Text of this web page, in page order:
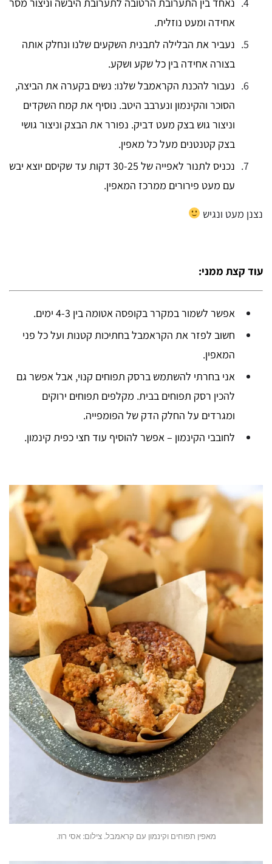
אחידה ומעט נוזלית.
נעביר את הבלילה לתבנית השקעים שלנו ונחלק אותה
בצורה אחידה בין כל שקע ושקע.
נעבור להכנת הקראמבל שלנו: נשים בקערה את הביצה,
הסוכר והקינמון ונערבב היטב. נוסיף את קמח השקדים
וניצור גוש בצק מעט דביק. נפורר את הבצק וניצור גושי
בצק קטנטנים מעל כל מאפין.
נכניס לתנור לאפייה של 30-25 דקות עד שקיסם יוצא יבש
עם מעט פירורים ממרכז המאפין.
נצנן מעט ונגיש
עוד קצת ממני:
אפשר לשמור במקרר בקופסה אטומה בין 4-3 ימים.
חשוב לפזר את הקראמבל בחתיכות קטנות ועל כל פני
המאפין.
אני בחרתי להשתמש ברסק תפוחים קנוי, אבל אפשר גם
להכין רסק תפוחים בבית. מקלפים תפוחים ירוקים
ומגרדים על החלק הדק של הפומפייה.
לחובבי הקינמון – אפשר להוסיף עוד חצי כפית קינמון.
מאפין תפוחים וקינמון עם קראמבל. צילום: אסי רוז.